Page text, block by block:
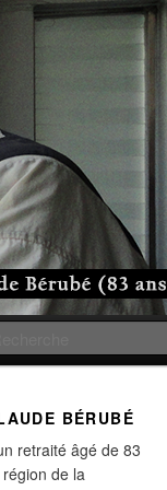
BÉRUBÉ
retraité âgé de 83
de la